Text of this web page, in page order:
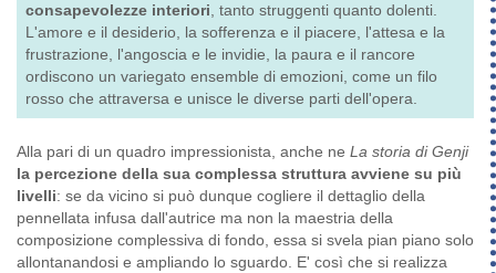
consapevolezze interiori , tanto struggenti quanto dolenti.
L'amore e il desiderio, la sofferenza e il piacere, l'attesa e la
frustrazione, l'angoscia e le invidie, la paura e il rancore
ordiscono un variegato ensemble di emozioni, come un filo
rosso che attraversa e unisce le diverse parti dell'opera.
Alla pari di un quadro impressionista, anche ne La storia di Genji
la percezione della sua complessa struttura avviene su più
livelli: se da vicino si può dunque cogliere il dettaglio della
pennellata infusa dall'autrice ma non la maestria della
composizione complessiva di fondo, essa si svela pian piano solo
allontanandosi e ampliando lo sguardo. E' così che si realizza